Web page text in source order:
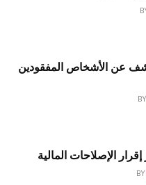
عن الأشخاص المفقودين
BY
الإصلاحات المالية
BY